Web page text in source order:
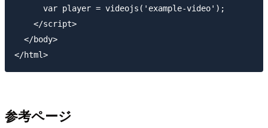
      var player = videojs('example-video');
    </script>
  </body>
参考ページ